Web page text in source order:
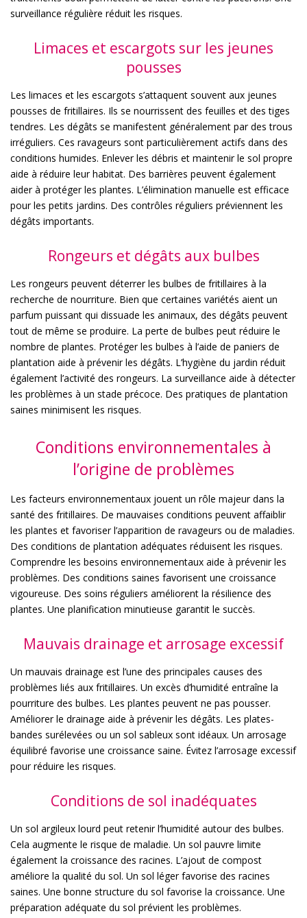
surveillance régulière réduit les risques.
Limaces et escargots sur les jeunes
pousses
Les limaces et les escargots s’attaquent souvent aux jeunes
pousses de fritillaires. Ils se nourrissent des feuilles et des tiges
tendres. Les dégâts se manifestent généralement par des trous
irréguliers. Ces ravageurs sont particulièrement actifs dans des
conditions humides. Enlever les débris et maintenir le sol propre
aide à réduire leur habitat. Des barrières peuvent également
aider à protéger les plantes. L’élimination manuelle est efficace
pour les petits jardins. Des contrôles réguliers préviennent les
dégâts importants.
Rongeurs et dégâts aux bulbes
Les rongeurs peuvent déterrer les bulbes de fritillaires à la
recherche de nourriture. Bien que certaines variétés aient un
parfum puissant qui dissuade les animaux, des dégâts peuvent
tout de même se produire. La perte de bulbes peut réduire le
nombre de plantes. Protéger les bulbes à l’aide de paniers de
plantation aide à prévenir les dégâts. L’hygiène du jardin réduit
également l’activité des rongeurs. La surveillance aide à détecter
les problèmes à un stade précoce. Des pratiques de plantation
saines minimisent les risques.
Conditions environnementales à
l’origine de problèmes
Les facteurs environnementaux jouent un rôle majeur dans la
santé des fritillaires. De mauvaises conditions peuvent affaiblir
les plantes et favoriser l’apparition de ravageurs ou de maladies.
Des conditions de plantation adéquates réduisent les risques.
Comprendre les besoins environnementaux aide à prévenir les
problèmes. Des conditions saines favorisent une croissance
vigoureuse. Des soins réguliers améliorent la résilience des
plantes. Une planification minutieuse garantit le succès.
Mauvais drainage et arrosage excessif
Un mauvais drainage est l’une des principales causes des
problèmes liés aux fritillaires. Un excès d’humidité entraîne la
pourriture des bulbes. Les plantes peuvent ne pas pousser.
Améliorer le drainage aide à prévenir les dégâts. Les plates-
bandes surélevées ou un sol sableux sont idéaux. Un arrosage
équilibré favorise une croissance saine. Évitez l’arrosage excessif
pour réduire les risques.
Conditions de sol inadéquates
Un sol argileux lourd peut retenir l’humidité autour des bulbes.
Cela augmente le risque de maladie. Un sol pauvre limite
également la croissance des racines. L’ajout de compost
améliore la qualité du sol. Un sol léger favorise des racines
saines. Une bonne structure du sol favorise la croissance. Une
préparation adéquate du sol prévient les problèmes.